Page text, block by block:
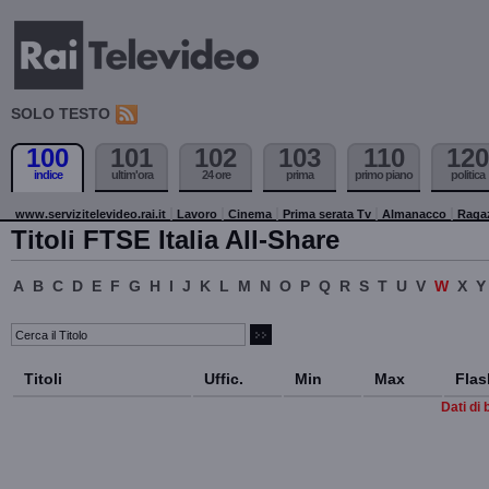
SOLO TESTO
100
indice
101
ultim'ora
102
24 ore
103
prima
110
primo piano
120
politica
www.servizitelevideo.rai.it Lavoro Cinema Prima serata Tv Almanacco
Titoli FTSE Italia All-Share
A B C D E F G H I J K L M N O P Q R S T U V W X Y
Titoli Uffic. Min Max
Dati di